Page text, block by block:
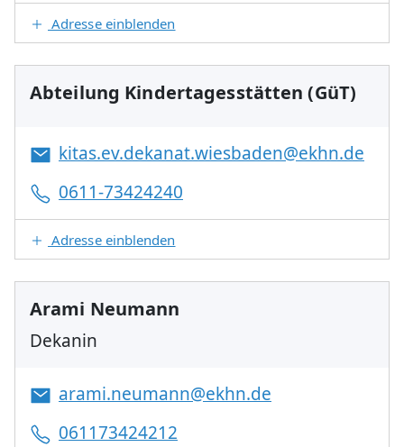
Adresse einblenden
Abteilung Kindertagesstätten (GüT)
kitas.ev.dekanat.wiesbaden@ekhn.de
0611-73424240
Adresse einblenden
Arami Neumann
Dekanin
arami.neumann@ekhn.de
061173424212